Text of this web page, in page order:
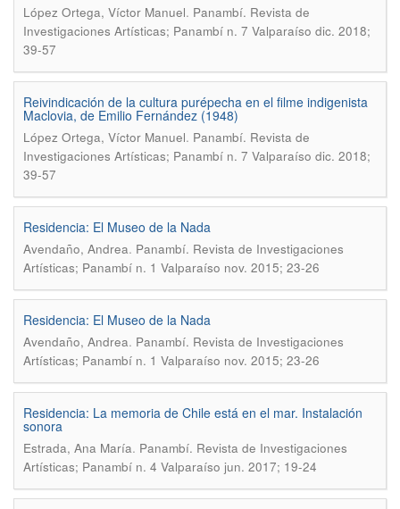
López Ortega, Víctor Manuel. Panambí. Revista de
Investigaciones Artísticas; Panambí n. 7 Valparaíso dic. 2018;
39-57
Reivindicación de la cultura purépecha en el filme indigenista
Maclovia, de Emilio Fernández (1948)
López Ortega, Víctor Manuel. Panambí. Revista de
Investigaciones Artísticas; Panambí n. 7 Valparaíso dic. 2018;
39-57
Residencia: El Museo de la Nada
Avendaño, Andrea. Panambí. Revista de Investigaciones
Artísticas; Panambí n. 1 Valparaíso nov. 2015; 23-26
Residencia: El Museo de la Nada
Avendaño, Andrea. Panambí. Revista de Investigaciones
Artísticas; Panambí n. 1 Valparaíso nov. 2015; 23-26
Residencia: La memoria de Chile está en el mar. Instalación
sonora
Estrada, Ana María. Panambí. Revista de Investigaciones
Artísticas; Panambí n. 4 Valparaíso jun. 2017; 19-24